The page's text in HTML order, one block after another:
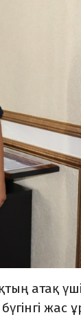
атақ
жас